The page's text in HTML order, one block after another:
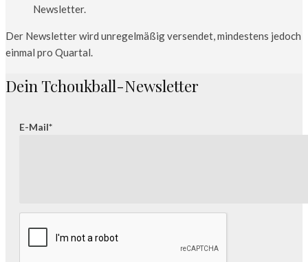
Newsletter.
Der Newsletter wird unregelmäßig versendet, mindestens jedoch
einmal pro Quartal.
Dein Tchoukball-Newsletter
E-Mail*